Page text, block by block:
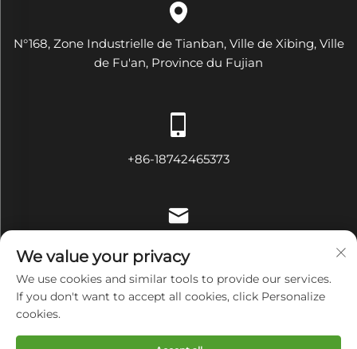
N°168, Zone Industrielle de Tianban, Ville de Xibing, Ville
de Fu'an, Province du Fujian
+86-18742465373
Droits d'auteur © Fujian Diamond Electrical and Mechanical
Equipment Co., Ltd Tous droits réservés Politique de
We value your privacy
We use cookies and similar tools to provide our services.
If you don't want to accept all cookies, click Personalize
cookies.